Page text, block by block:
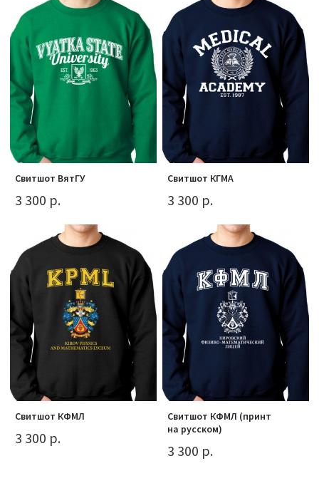
Свитшот ВятГУ
3 300 р.
Свитшот КГМА
3 300 р.
Свитшот КФМЛ
3 300 р.
Свитшот КФМЛ (принт
на русском)
3 300 р.